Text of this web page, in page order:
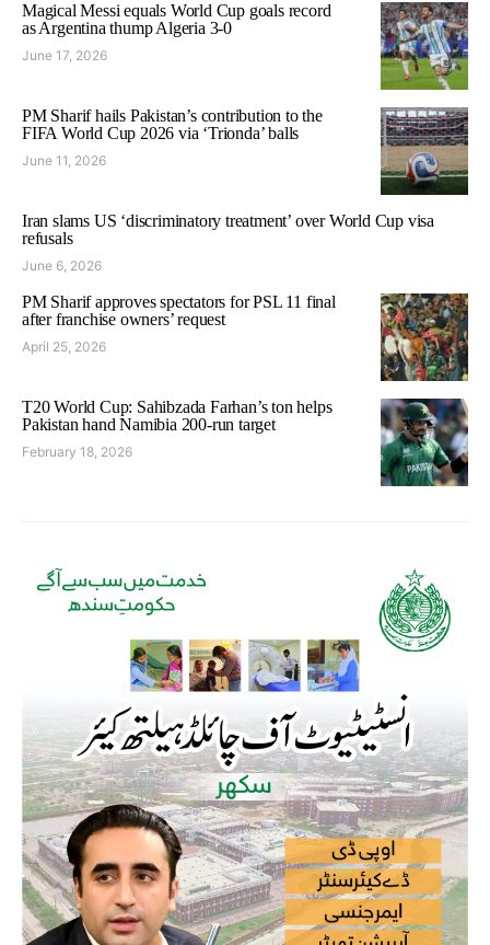
Magical Messi equals World Cup goals record
as Argentina thump Algeria 3-0
June 17, 2026
PM Sharif hails Pakistan’s contribution to the
FIFA World Cup 2026 via ‘Trionda’ balls
June 11, 2026
Iran slams US ‘discriminatory treatment’ over World Cup visa
refusals
June 6, 2026
PM Sharif approves spectators for PSL 11 final
after franchise owners’ request
April 25, 2026
T20 World Cup: Sahibzada Farhan’s ton helps
Pakistan hand Namibia 200-run target
February 18, 2026